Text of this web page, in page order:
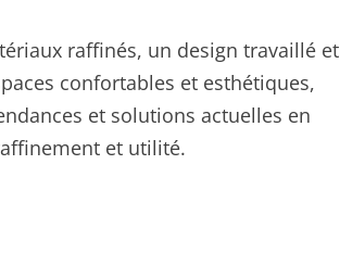
raffinés, un design travaillé et
confortables et esthétiques,
et solutions actuelles en
et utilité.